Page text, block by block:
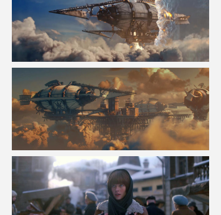
VOIR LA PHOTO EN GRAND FORMAT
VOIR LA PHOTO EN GRAND FORMAT
VOIR LA PHOTO EN GRAND FORMAT